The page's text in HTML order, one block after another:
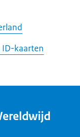
ID-kaarten